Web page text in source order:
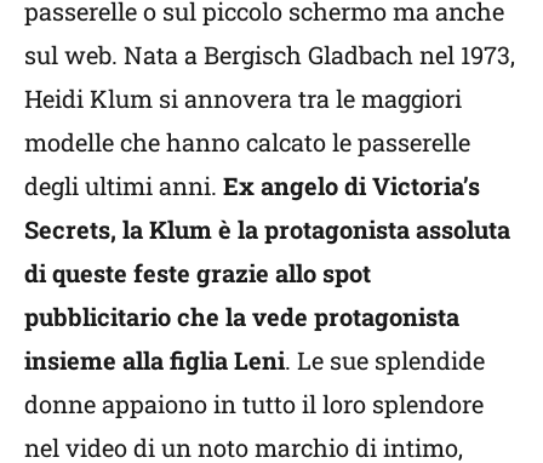
passerelle o sul piccolo schermo ma anche
sul web. Nata a Bergisch Gladbach nel 1973,
Heidi Klum si annovera tra le maggiori
modelle che hanno calcato le passerelle
degli ultimi anni. Ex angelo di Victoria’s
Secrets, la Klum è la protagonista assoluta
di queste feste grazie allo spot
pubblicitario che la vede protagonista
insieme alla figlia Leni. Le sue splendide
donne appaiono in tutto il loro splendore
nel video di un noto marchio di intimo,